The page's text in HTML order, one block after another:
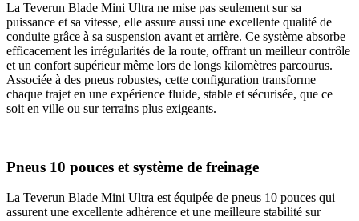
La Teverun Blade Mini Ultra ne mise pas seulement sur sa
puissance et sa vitesse, elle assure aussi une excellente qualité de
conduite grâce à sa suspension avant et arrière. Ce système absorbe
efficacement les irrégularités de la route, offrant un meilleur contrôle
et un confort supérieur même lors de longs kilomètres parcourus.
Associée à des pneus robustes, cette configuration transforme
chaque trajet en une expérience fluide, stable et sécurisée, que ce
soit en ville ou sur terrains plus exigeants.
Pneus 10 pouces et système de freinage
La Teverun Blade Mini Ultra est équipée de pneus 10 pouces qui
assurent une excellente adhérence et une meilleure stabilité sur